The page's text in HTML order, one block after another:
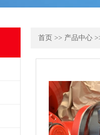
首页 >> 产品中心